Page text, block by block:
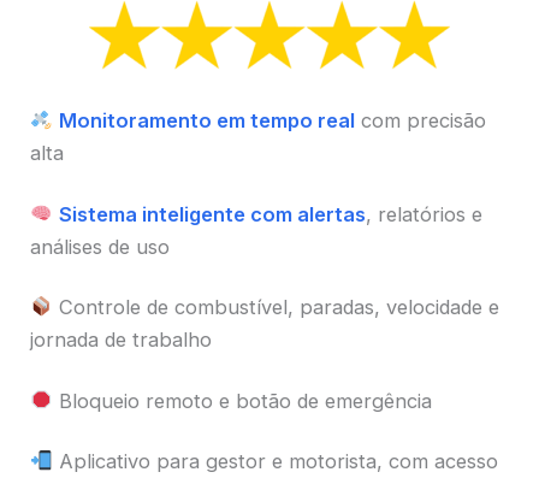
Monitoramento em tempo realcom precisão
alta
Sistema inteligente com alertas, relatórios e
análises de uso
Controle de combustível, paradas, velocidade e
jornada de trabalho
Bloqueio remoto e botão de emergência
Aplicativo para gestor e motorista, com acesso